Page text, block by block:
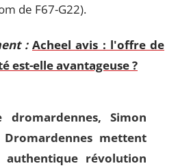
de F67-G22).
: Acheel avis : l'offre de
est-elle avantageuse ?
Simon
mettent
révolution